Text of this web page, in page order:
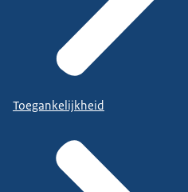
Toegankelijkheid